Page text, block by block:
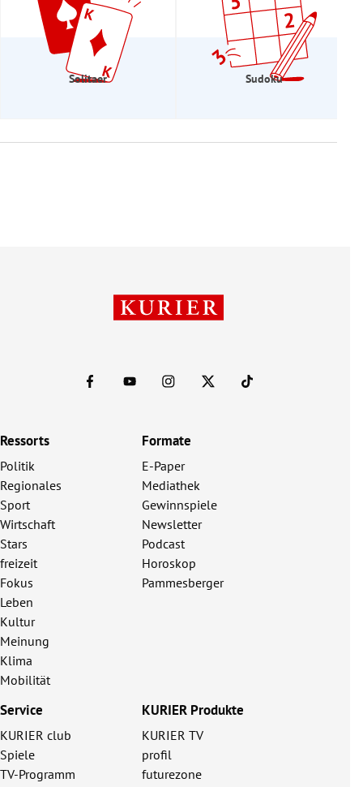
Solitaer Sudoku
Ressorts
Politik
Regionales
Sport
Wirtschaft
Stars
freizeit
Fokus
Leben
Kultur
Meinung
Klima
Mobilität
Formate
E-Paper
Mediathek
Gewinnspiele
Newsletter
Podcast
Horoskop
Pammesberger
Service
KURIER club
Spiele
TV-Programm
KURIER Produkte
KURIER TV
profil
futurezone